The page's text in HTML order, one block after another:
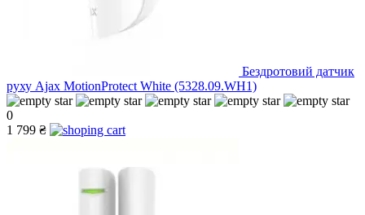
Бездротовий датчик
руху Ajax MotionProtect White (5328.09.WH1)
0
1 799 ₴